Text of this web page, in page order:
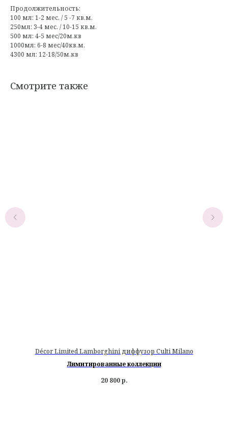
Продолжительность:
100 мл: 1-2 мес. / 5 -7 кв.м.
250мл: 3-4 мес. / 10-15 кв.м.
500 мл: 4-5 мес/20м.кв
1000мл: 6-8 мес/40кв.м.
4300 мл: 12-18/50м.кв
Смотрите также
Décor Limited Lamborghini диффузор Culti Milano
Лимитированные коллекции
20 800 р.